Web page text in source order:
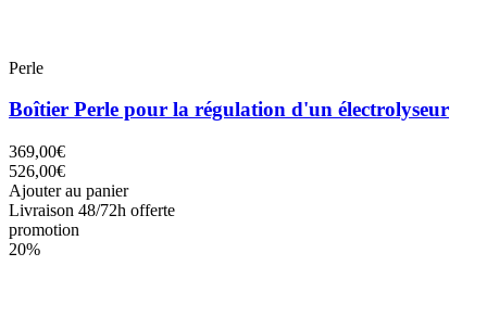
Perle
Boîtier Perle pour la régulation d'un électrolyseur
369,00€
526,00€
Ajouter au panier
Livraison 48/72h offerte
promotion
20%